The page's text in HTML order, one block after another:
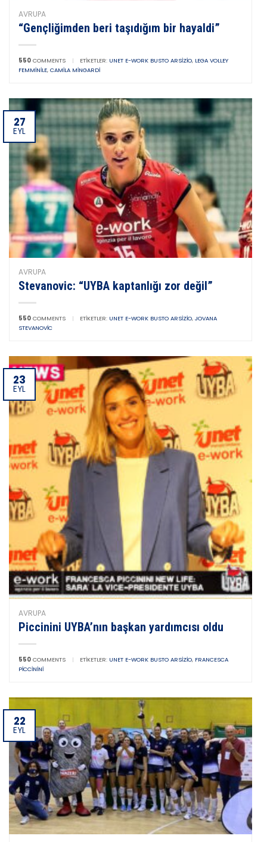
AVRUPA
“Gençliğimden beri taşıdığım bir hayaldi”
550 COMMENTS | ETIKETLER: UNET E-WORK BUSTO ARSIZIO, LEGA VOLLEY
FEMMINILE, CAMILA MINGARDI
27
EYL
AVRUPA
Stevanovic: “UYBA kaptanlığı zor değil”
550 COMMENTS | ETIKETLER: UNET E-WORK BUSTO ARSIZIO, JOVANA
STEVANOVIC
23
EYL
AVRUPA
Piccinini UYBA’nın başkan yardımcısı oldu
550 COMMENTS | ETIKETLER: UNET E-WORK BUSTO ARSIZIO, FRANCESCA
PICCININI
22
EYL